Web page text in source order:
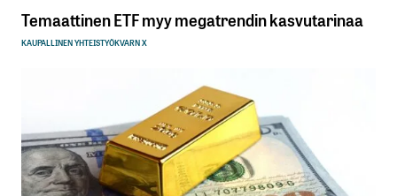
Temaattinen ETF myy megatrendin kasvutarinaa
KAUPALLINEN YHTEISTYÖKVARN X